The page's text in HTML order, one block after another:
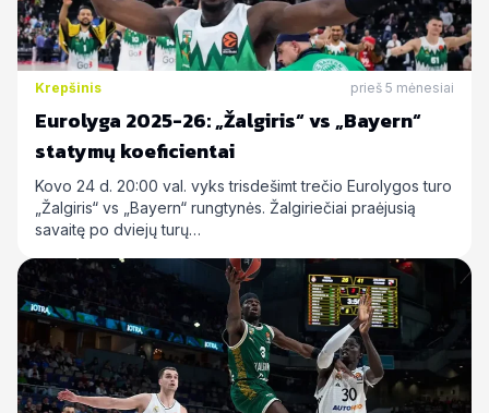
Krepšinis prieš 5 mėnesiai
Eurolyga 2025-26: „Žalgiris“ vs „Bayern“
statymų koeficientai
Kovo 24 d. 20:00 val. vyks trisdešimt trečio Eurolygos turo
„Žalgiris“ vs „Bayern“ rungtynės. Žalgiriečiai praėjusią
savaitę po dviejų turų…